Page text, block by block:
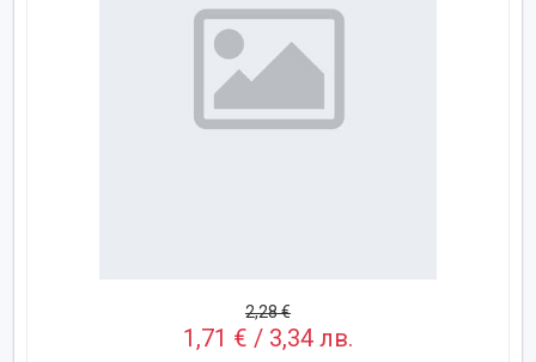
2,28 €
1,71 € / 3,34 лв.